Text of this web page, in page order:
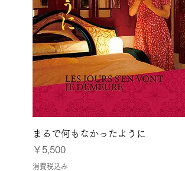
まるで何もなかったように
価格
￥5,500
消費税込み